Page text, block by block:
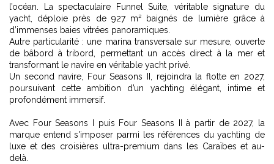
l’océan. La spectaculaire Funnel Suite, véritable signature du
yacht, déploie près de 927 m² baignés de lumière grâce à
d’immenses baies vitrées panoramiques.
Autre particularité : une marina transversale sur mesure, ouverte
de bâbord à tribord, permettant un accès direct à la mer et
transformant le navire en véritable yacht privé.
Un second navire, Four Seasons II, rejoindra la flotte en 2027,
poursuivant cette ambition d’un yachting élégant, intime et
profondément immersif.
Avec Four Seasons I puis Four Seasons II à partir de 2027, la
marque entend s'imposer parmi les références du yachting de
luxe et des croisières ultra-premium dans les Caraïbes et au-
delà.